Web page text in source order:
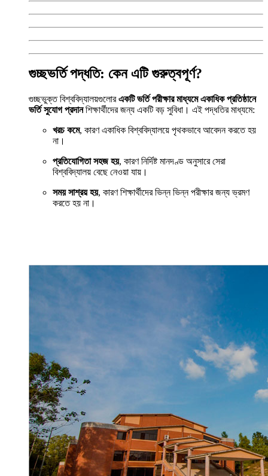
গুচ্ছভর্তি পদ্ধতি: কেন এটি গুরুত্বপূর্ণ?
গুচ্ছভুক্ত বিশ্ববিদ্যালয়গুলোরএকটি ভর্তি পরীক্ষার মাধ্যমে একাধিক প্রতিষ্ঠানে
ভর্তি সুযোগ প্রদানশিক্ষার্থীদের জন্য একটি বড় সুবিধা। এই পদ্ধতির মাধ্যমে:
খরচ কমে, কারণ একাধিক বিশ্ববিদ্যালয়ে পৃথকভাবে আবেদন করতে হয়
না।
প্রতিযোগিতা সহজ হয়, কারণ নির্দিষ্ট মানদণ্ড অনুসারে সেরা
বিশ্ববিদ্যালয় বেছে নেওয়া যায়।
সময় সাশ্রয় হয়, কারণ শিক্ষার্থীদের ভিন্ন ভিন্ন পরীক্ষার জন্য ভ্রমণ
করতে হয় না।